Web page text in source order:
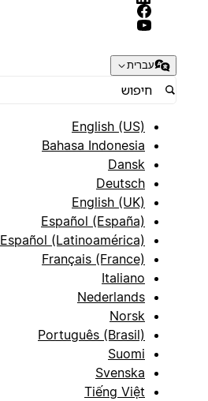
עברית
English (US)
Bahasa Indonesia
Dansk
Deutsch
English (UK)
Español (España)
Español (Latinoamérica)
Français (France)
Italiano
Nederlands
Norsk
Português (Brasil)
Suomi
Svenska
Tiếng Việt